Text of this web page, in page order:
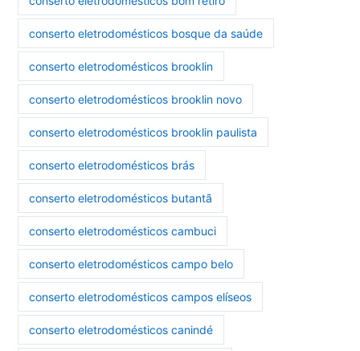
conserto eletrodomésticos bosque da saúde
conserto eletrodomésticos brooklin
conserto eletrodomésticos brooklin novo
conserto eletrodomésticos brooklin paulista
conserto eletrodomésticos brás
conserto eletrodomésticos butantã
conserto eletrodomésticos cambuci
conserto eletrodomésticos campo belo
conserto eletrodomésticos campos elíseos
conserto eletrodomésticos canindé